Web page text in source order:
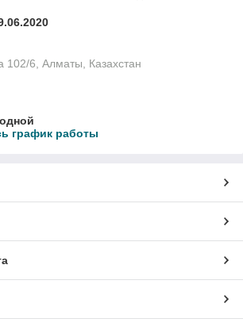
102/6, Алматы, Казахстан
график работы